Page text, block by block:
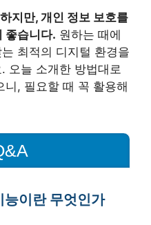
지만, 개인 정보 보호를
좋습니다. 원하는 때에
최적의 디지털 환경을
오늘 소개한 방법대로
, 필요할 때 꼭 활용해
능이란 무엇인가